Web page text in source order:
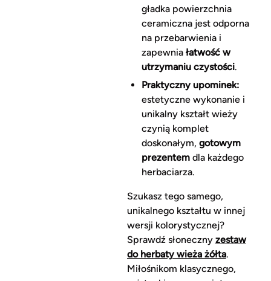
gładka powierzchnia
ceramiczna jest odporna
na przebarwienia i
zapewnia łatwość w
utrzymaniu czystości.
Praktyczny upominek:
estetyczne wykonanie i
unikalny kształt wieży
czynią komplet
doskonałym, gotowym
prezentemdla każdego
herbaciarza.
Szukasz tego samego,
unikalnego kształtu w innej
wersji kolorystycznej?
Sprawdź słoneczny zestaw
do herbaty wieża żółta.
Miłośnikom klasycznego,